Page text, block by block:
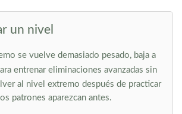
un nivel
se vuelve demasiado pesado, baja a
entrenar eliminaciones avanzadas sin
al nivel extremo después de practicar
patrones aparezcan antes.